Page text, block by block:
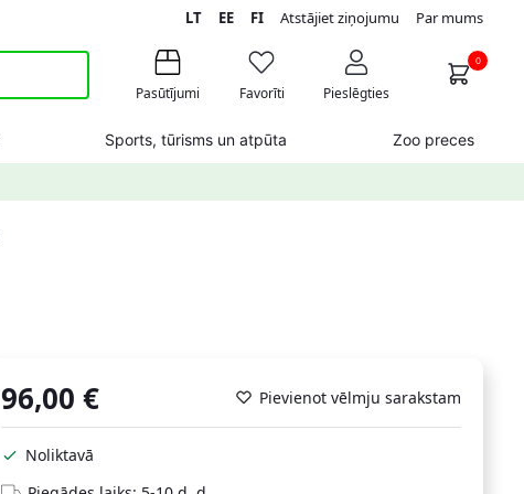
LT EE FIAtstājiet ziņojumu Par mums
Pasūtījumi Favorīti Pieslēgties
0
Sports, tūrisms un atpūta Zoo preces
96,00 € Pievienot vēlmju sarakstam
Noliktavā